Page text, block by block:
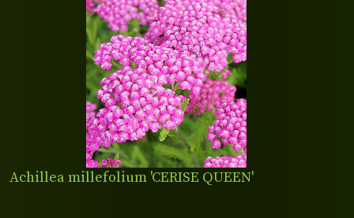
Achillea millefolium 'CERISE QUEEN'